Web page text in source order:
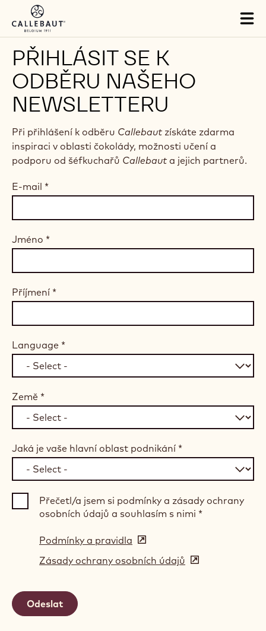
Skip to main content
PŘIHLÁSIT SE K
ODBĚRU NAŠEHO
NEWSLETTERU
Při přihlášení k odběru Callebaut získáte zdarma
inspiraci v oblasti čokolády, možnosti učení a
podporu od šéfkuchařů Callebaut a jejich partnerů.
E-mail *
Jméno *
Příjmení *
Language *
Země *
Jaká je vaše hlavní oblast podnikání *
Přečetl/a jsem si podmínky a zásady ochrany
osobních údajů a souhlasím s nimi *
Podmínky a pravidla (opens
in
a
Zásady ochrany osobních údajů (opens